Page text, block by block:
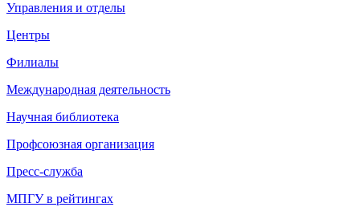
Управления и отделы
Центры
Филиалы
Международная деятельность
Научная библиотека
Профсоюзная организация
Пресс-служба
МПГУ в рейтингах